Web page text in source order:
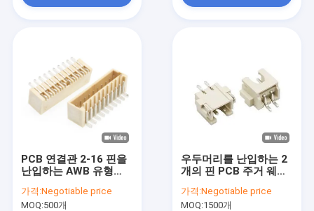
PCB 연결관 2-16 핀을
난입하는 AWB 유형
사
가격:Negotiable price
MOQ:500개
우두머리를 난입하는 2
개의 핀 PCB 주거 웨이
평한 철사
가격:Negotiable price
MOQ:1500개